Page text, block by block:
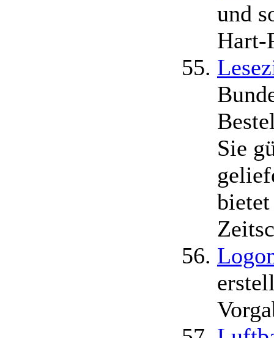
und
Hart-
Sie